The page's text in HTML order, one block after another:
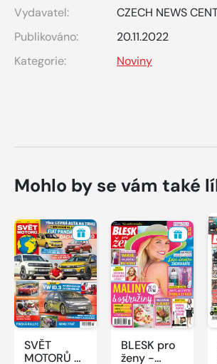
Vydavatel:
CZECH NEWS
Publikováno:
20.11.2022
Kategorie:
Noviny
Mohlo by se vám také
SVĚT
MOTORŮ -
BLESK pro
ženy -